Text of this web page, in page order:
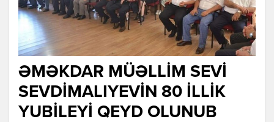
ƏMƏKDAR MÜƏLLİM SEVİ
SEVDİMALIYEVİN 80 İLLİK
YUBİLEYİ QEYD OLUNUB